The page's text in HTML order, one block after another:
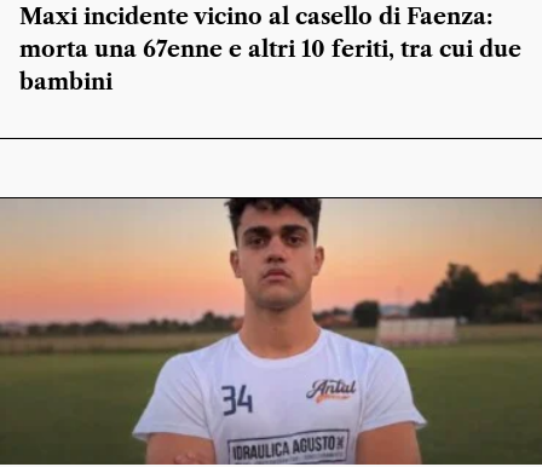
Maxi incidente vicino al casello di Faenza:
morta una 67enne e altri 10 feriti, tra cui due
bambini